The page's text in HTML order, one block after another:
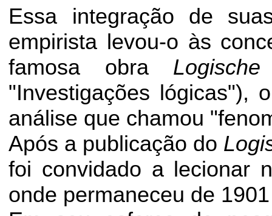
Essa integração de
empirista levou-o às
famosa obra Logische
"Investigações lógicas"),
análise que chamou "
Após a publicação do
foi convidado a lecionar
onde permaneceu de